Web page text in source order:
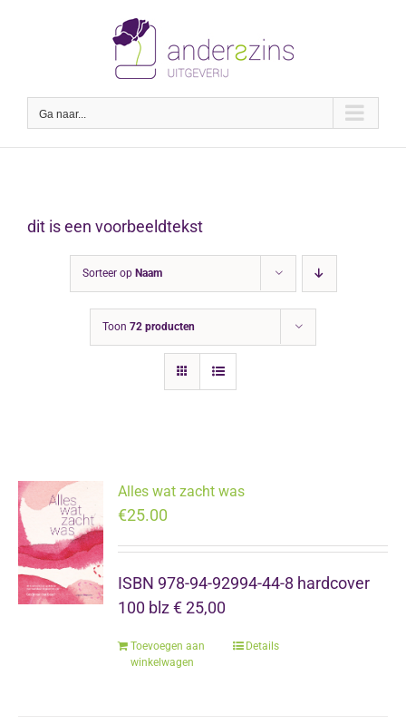
Ga naar...
dit is een voorbeeldtekst
Sorteer op Naam
Toon 72 producten
Alles wat zacht was
€25.00
ISBN 978-94-92994-44-8 hardcover
100 blz € 25,00
Toevoegen aan
winkelwagen
Details